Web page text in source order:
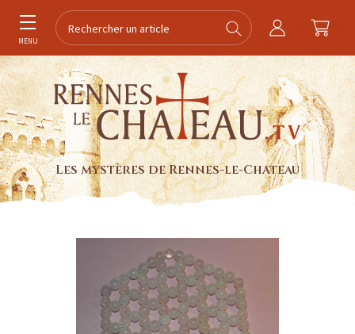
MENU
Les mystères de Rennes-le-Chateau